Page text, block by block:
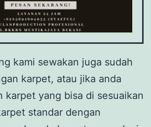
kami sewakan juga sudah
karpet, atau jika anda
karpet yang bisa di sesuaikan
standar dengan